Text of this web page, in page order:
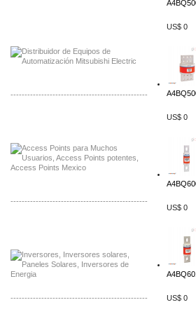
-------------------------------------------------
-------------------------------------------------
-------------------------------------------------
US$ 0
US$ 0
US$ 0
US$ 0